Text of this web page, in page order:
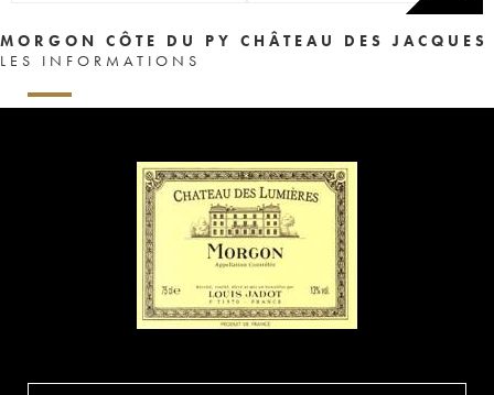
MORGON CÔTE DU PY CHÂTEAU DES JACQUES
LES INFORMATIONS